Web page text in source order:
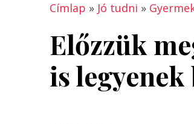
Címlap » Jó tudni »
Előzzük
is